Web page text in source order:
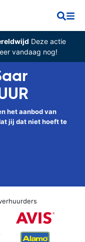
Deze actie
vandaag nog!
het aanbod van
jij dat niet hoeft te